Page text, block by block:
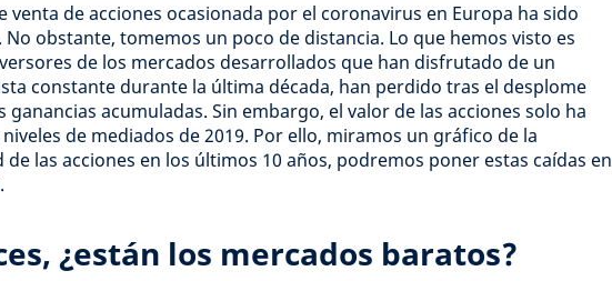
venta de acciones ocasionada por el coronavirus en Europa ha sido
No obstante, tomemos un poco de distancia. Lo que hemos visto es
de los mercados desarrollados que han disfrutado de un
constante durante la última década, han perdido tras el desplome
ganancias acumuladas. Sin embargo, el valor de las acciones solo ha
de mediados de 2019. Por ello, miramos un gráfico de la
las acciones en los últimos 10 años, podremos poner estas caídas en
¿están los mercados baratos?